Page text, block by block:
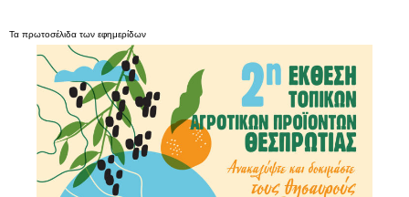
Τα πρωτοσέλιδα των εφημερίδων